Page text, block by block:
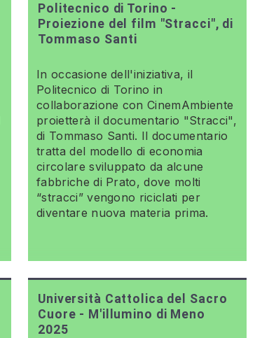
Politecnico di Torino -
Proiezione del film "Stracci", di
Tommaso Santi
In occasione dell'iniziativa, il
Politecnico di Torino in
collaborazione con CinemAmbiente
proietterà il documentario "Stracci",
di Tommaso Santi. Il documentario
tratta del modello di economia
circolare sviluppato da alcune
fabbriche di Prato, dove molti
“stracci” vengono riciclati per
diventare nuova materia prima.
Università Cattolica del Sacro
Cuore - M'illumino di Meno
2025